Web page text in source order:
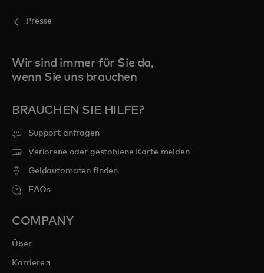
Presse
Wir sind immer für Sie da,
wenn Sie uns brauchen
BRAUCHEN SIE HILFE?
Support anfragen
Verlorene oder gestohlene Karte melden
Geldautomaten finden
FAQs
COMPANY
Über
Karrierewird in einer neuen Registerkarte geöffnet